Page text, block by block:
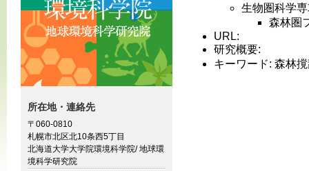
生物圏科学
森林圏
URL:
研究概要:
キーワード: 森林
所在地・連絡先
〒060-0810
札幌市北区北10条西5丁目
北海道大学大学院環境科学院/ 地球環
境科学研究院